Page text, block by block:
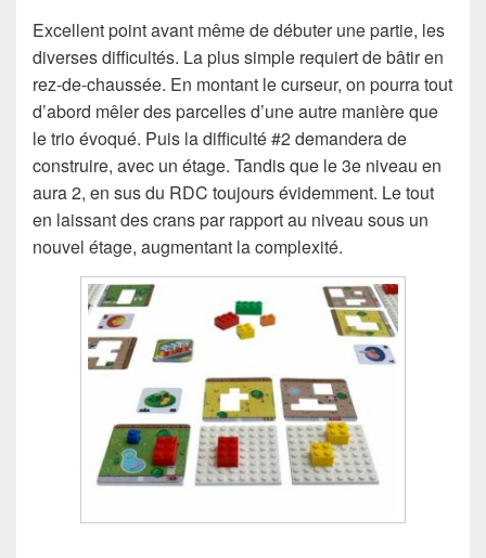
Excellent point avant même de débuter une partie, les
diverses difficultés. La plus simple requiert de bâtir en
rez-de-chaussée. En montant le curseur, on pourra tout
d’abord mêler des parcelles d’une autre manière que
le trio évoqué. Puis la difficulté #2 demandera de
construire, avec un étage. Tandis que le 3e niveau en
aura 2, en sus du RDC toujours évidemment. Le tout
en laissant des crans par rapport au niveau sous un
nouvel étage, augmentant la complexité.